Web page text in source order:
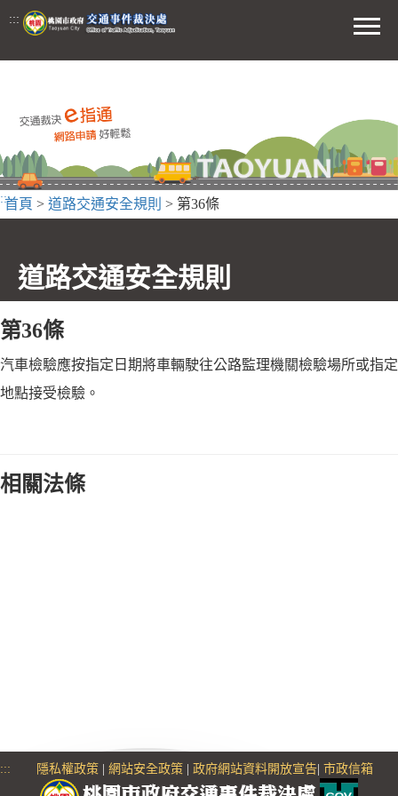
前往主要內容區
:::
功能
:::首頁 > 道路交通安全規則 > 第36條
道路交通安全規則
第36條
汽車檢驗應按指定日期將車輛駛往公路監理機關檢驗場所或指定
地點接受檢驗。
相關法條
::: 隱私權政策 網站安全政策 政府網站資料開放宣告| 市政信箱